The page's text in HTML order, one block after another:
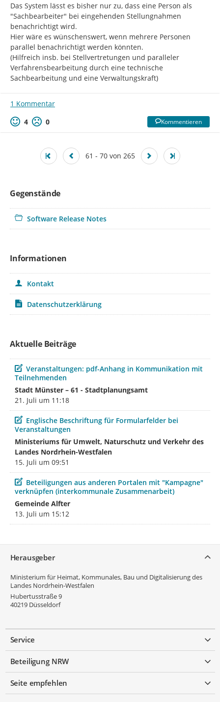
Das System lässt es bisher nur zu, dass eine Person als
"Sachbearbeiter" bei eingehenden Stellungnahmen
benachrichtigt wird.
Hier wäre es wünschenswert, wenn mehrere Personen
parallel benachrichtigt werden könnten.
(Hilfreich insb. bei Stellvertretungen und paralleler
Verfahrensbearbeitung durch eine technische
Sachbearbeitung und eine Verwaltungskraft)
1 Kommentar
4
0 Kommentieren
61 - 70 von 265
Gegenstände
Software Release Notes
Informationen
Kontakt
Datenschutzerklärung
Aktuelle Beiträge
Beitrag
Veranstaltungen: pdf-Anhang in Kommunikation mit
Teilnehmenden
Stadt Münster – 61 - Stadtplanungsamt
21. Juli um 11:18
Beitrag
Englische Beschriftung für Formularfelder bei
Veranstaltungen
Ministeriums für Umwelt, Naturschutz und Verkehr des
Landes Nordrhein-Westfalen
15. Juli um 09:51
Beitrag
Beteiligungen aus anderen Portalen mit "Kampagne"
verknüpfen (interkommunale Zusammenarbeit)
Gemeinde Alfter
13. Juli um 15:12
Herausgeber
Ministerium für Heimat, Kommunales, Bau und Digitalisierung des
Landes Nordrhein-Westfalen
Hubertusstraße 9
40219 Düsseldorf
Service
Beteiligung NRW
Seite empfehlen